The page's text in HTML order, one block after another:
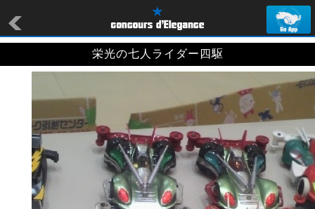
栄光の七人ライダー四駆